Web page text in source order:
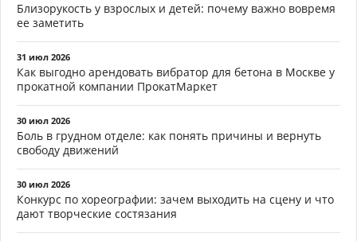
Близорукость у взрослых и детей: почему важно вовремя
ее заметить
31 июл 2026
Как выгодно арендовать вибратор для бетона в Москве у
прокатной компании ПрокатМаркет
30 июл 2026
Боль в грудном отделе: как понять причины и вернуть
свободу движений
30 июл 2026
Конкурс по хореографии: зачем выходить на сцену и что
дают творческие состязания